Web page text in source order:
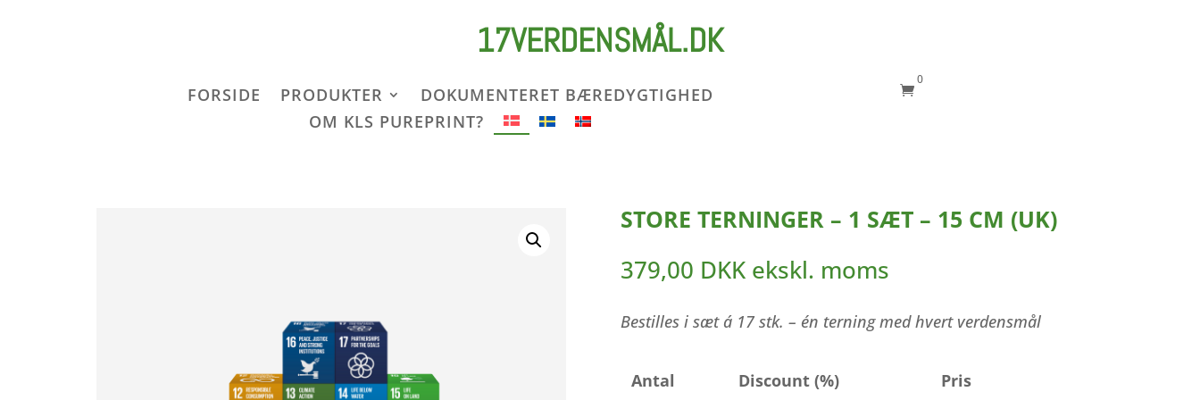
17VERDENSMÅL.DK
FORSIDE PRODUKTER
DOKUMENTERET BÆREDYGTIGHED
OM KLS PUREPRINT?

0
STORE TERNINGER – 1 SÆT – 15 CM (UK)
379,00 DKK ekskl. moms
Bestilles i sæt á 17 stk. – én terning med hvert verdensmål
Antal Discount (%)
Pris